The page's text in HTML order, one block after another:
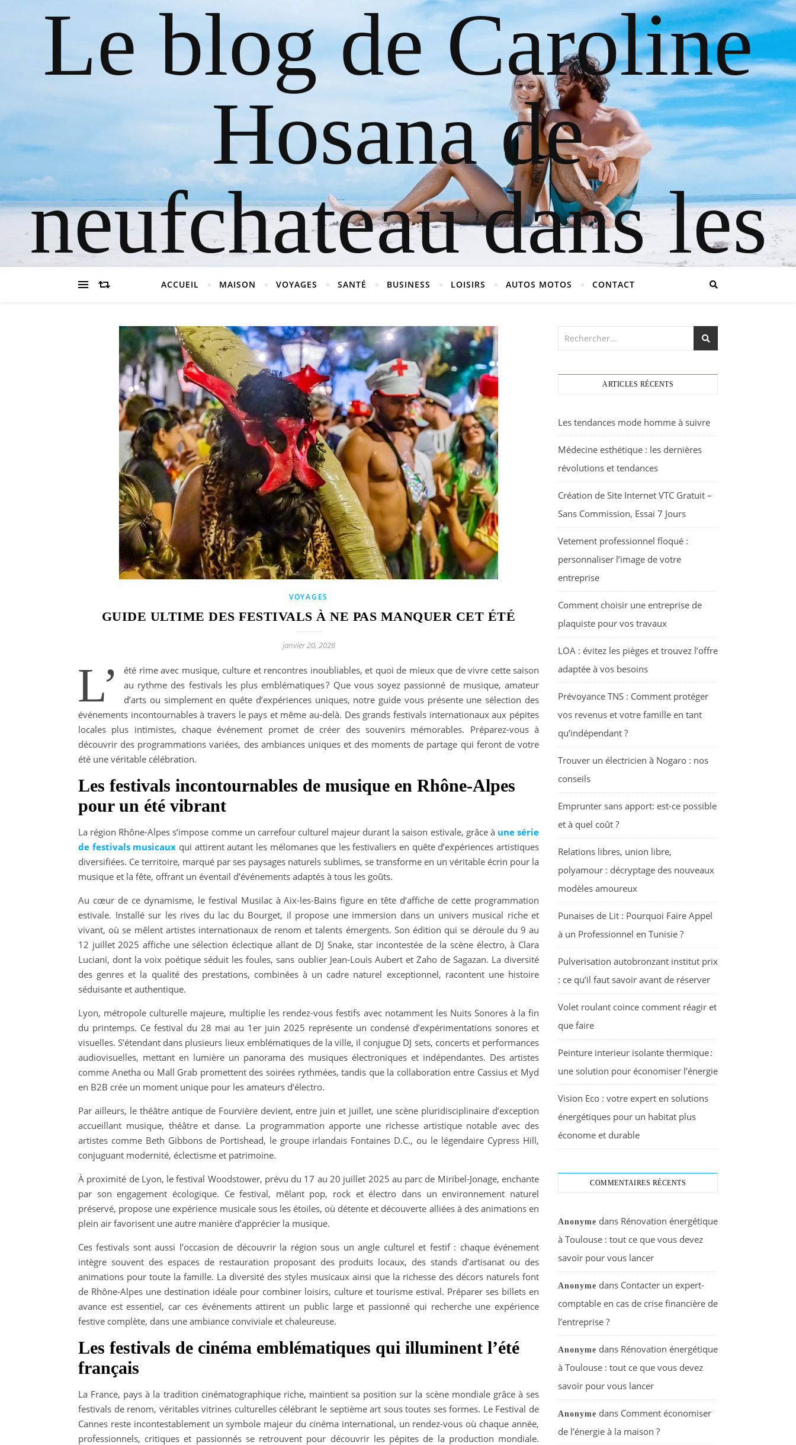
Le blog de Caroline
Hosana de
neufchateau dans les
vosges
ch-neufchateau.fr
ACCUEIL MAISON VOYAGES SANTÉ BUSINESS LOISIRS AUTOS MOTOS CONTACT
VOYAGES
GUIDE ULTIME DES FESTIVALS À NE PAS MANQUER CET ÉTÉ
janvier 20, 2026
L’
été rime avec musique, culture et rencontres inoubliables, et quoi de mieux que de vivre cette saison
au rythme des festivals les plus emblématiques ? Que vous soyez passionné de musique, amateur
d’arts ou simplement en quête d’expériences uniques, notre guide vous présente une sélection des
événements incontournables à travers le pays et même au-delà. Des grands festivals internationaux aux pépites
locales plus intimistes, chaque événement promet de créer des souvenirs mémorables. Préparez-vous à
découvrir des programmations variées, des ambiances uniques et des moments de partage qui feront de votre
été une véritable célébration.
Les festivals incontournables de musique en Rhône-Alpes
pour un été vibrant
La région Rhône-Alpes s’impose comme un carrefour culturel majeur durant la saison estivale, grâce à une série
de festivals musicaux qui attirent autant les mélomanes que les festivaliers en quête d’expériences artistiques
diversifiées. Ce territoire, marqué par ses paysages naturels sublimes, se transforme en un véritable écrin pour la
musique et la fête, offrant un éventail d’événements adaptés à tous les goûts.
Au cœur de ce dynamisme, le festival Musilac à Aix-les-Bains figure en tête d’affiche de cette programmation
estivale. Installé sur les rives du lac du Bourget, il propose une immersion dans un univers musical riche et
vivant, où se mêlent artistes internationaux de renom et talents émergents. Son édition qui se déroule du 9 au
12 juillet 2025 affiche une sélection éclectique allant de DJ Snake, star incontestée de la scène électro, à Clara
Luciani, dont la voix poétique séduit les foules, sans oublier Jean-Louis Aubert et Zaho de Sagazan. La diversité
des genres et la qualité des prestations, combinées à un cadre naturel exceptionnel, racontent une histoire
séduisante et authentique.
Lyon, métropole culturelle majeure, multiplie les rendez-vous festifs avec notamment les Nuits Sonores à la fin
du printemps. Ce festival du 28 mai au 1er juin 2025 représente un condensé d’expérimentations sonores et
visuelles. S’étendant dans plusieurs lieux emblématiques de la ville, il conjugue DJ sets, concerts et performances
audiovisuelles, mettant en lumière un panorama des musiques électroniques et indépendantes. Des artistes
comme Anetha ou Mall Grab promettent des soirées rythmées, tandis que la collaboration entre Cassius et Myd
en B2B crée un moment unique pour les amateurs d’électro.
Par ailleurs, le théâtre antique de Fourvière devient, entre juin et juillet, une scène pluridisciplinaire d’exception
accueillant musique, théâtre et danse. La programmation apporte une richesse artistique notable avec des
artistes comme Beth Gibbons de Portishead, le groupe irlandais Fontaines D.C., ou le légendaire Cypress Hill,
conjuguant modernité, éclectisme et patrimoine.
À proximité de Lyon, le festival Woodstower, prévu du 17 au 20 juillet 2025 au parc de Miribel-Jonage, enchante
par son engagement écologique. Ce festival, mêlant pop, rock et électro dans un environnement naturel
préservé, propose une expérience musicale sous les étoiles, où détente et découverte alliées à des animations en
plein air favorisent une autre manière d’apprécier la musique.
Ces festivals sont aussi l’occasion de découvrir la région sous un angle culturel et festif : chaque événement
intègre souvent des espaces de restauration proposant des produits locaux, des stands d’artisanat ou des
animations pour toute la famille. La diversité des styles musicaux ainsi que la richesse des décors naturels font
de Rhône-Alpes une destination idéale pour combiner loisirs, culture et tourisme estival. Préparer ses billets en
avance est essentiel, car ces événements attirent un public large et passionné qui recherche une expérience
festive complète, dans une ambiance conviviale et chaleureuse.
Les festivals de cinéma emblématiques qui illuminent l’été
français
La France, pays à la tradition cinématographique riche, maintient sa position sur la scène mondiale grâce à ses
festivals de renom, véritables vitrines culturelles célébrant le septième art sous toutes ses formes. Le Festival de
Cannes reste incontestablement un symbole majeur du cinéma international, un rendez-vous où chaque année,
professionnels, critiques et passionnés se retrouvent pour découvrir les pépites de la production mondiale.
ARTICLES RÉCENTS
Les tendances mode homme à suivre
Médecine esthétique : les dernières
révolutions et tendances
Création de Site Internet VTC Gratuit –
Sans Commission, Essai 7 Jours
Vetement professionnel floqué :
personnaliser l’image de votre
entreprise
Comment choisir une entreprise de
plaquiste pour vos travaux
LOA : évitez les pièges et trouvez l’offre
adaptée à vos besoins
Prévoyance TNS : Comment protéger
vos revenus et votre famille en tant
qu’indépendant ?
Trouver un électricien à Nogaro : nos
conseils
Emprunter sans apport: est-ce possible
et à quel coût ?
Relations libres, union libre,
polyamour : décryptage des nouveaux
modèles amoureux
Punaises de Lit : Pourquoi Faire Appel
à un Professionnel en Tunisie ?
Pulverisation autobronzant institut prix
: ce qu’il faut savoir avant de réserver
Volet roulant coince comment réagir et
que faire
Peinture interieur isolante thermique :
une solution pour économiser l’énergie
Vision Eco : votre expert en solutions
énergétiques pour un habitat plus
économe et durable
COMMENTAIRES RÉCENTS
Anonyme dans Rénovation énergétique
à Toulouse : tout ce que vous devez
savoir pour vous lancer
Anonyme dans Contacter un expert-
comptable en cas de crise financière de
l’entreprise ?
Anonyme dans Rénovation énergétique
à Toulouse : tout ce que vous devez
savoir pour vous lancer
Anonyme dans Comment économiser
de l’énergie à la maison ?